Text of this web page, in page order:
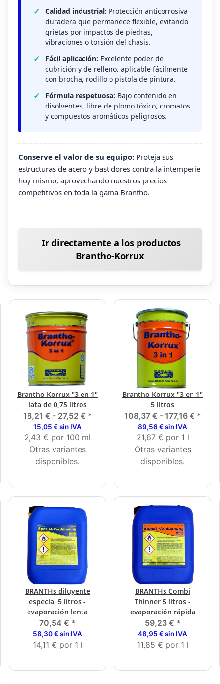
Calidad industrial: Protección anticorrosiva
duradera que permanece flexible, evitando
grietas por impactos de piedras,
vibraciones o torsión del chasis.
Fácil aplicación: Excelente poder de
cubrición y de relleno, aplicable fácilmente
con brocha, rodillo o pistola de pintura.
Fórmula respetuosa: Bajo contenido en
disolventes, libre de plomo tóxico, cromatos
y compuestos aromáticos peligrosos.
Conserve el valor de su equipo: Proteja sus
estructuras de acero y bastidores contra la intemperie
hoy mismo, aprovechando nuestros precios
competitivos en toda la gama Brantho.
Ir directamente a los productos
Brantho-Korrux
Brantho Korrux "3 en 1"
lata de 0,75 litros
18,21 € - 27,52 € *
15,05 € sin IVA
2,43 € por 100 ml
Otras variantes
disponibles.
Brantho Korrux "3 en 1"
5 litros
108,37 € - 177,16 € *
89,56 € sin IVA
21,67 € por 1 l
Otras variantes
disponibles.
BRANTHs diluyente
especial 5 litros -
evaporación lenta
70,54 € *
58,30 € sin IVA
14,11 € por 1 l
BRANTHs Combi
Thinner 5 litros -
evaporación rápida
59,23 € *
48,95 € sin IVA
11,85 € por 1 l